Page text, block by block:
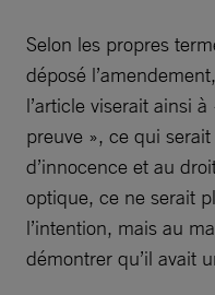
Selon les propres
déposé
l’article viserait ainsi
preuve », ce qui
d’innocence et au
optique, ce ne serait
l’intention, mais au
démontrer qu’il avait